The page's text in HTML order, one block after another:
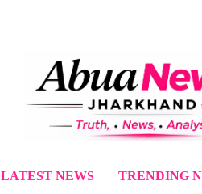
LATEST NEWS TRENDING